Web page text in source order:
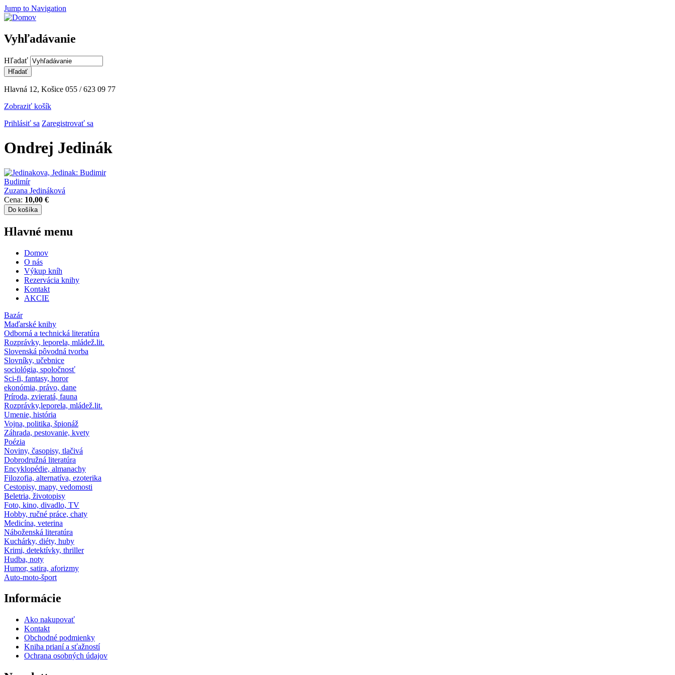
Jump to Navigation
Vyhľadávanie
Hľadať
Hlavná 12, Košice 055 / 623 09 77
Zobraziť košík
Prihlásiť sa Zaregistrovať sa
Ondrej Jedinák
Budimír
Zuzana Jedináková
Cena: 10,00 €
Hlavné menu
Domov
O nás
Výkup kníh
Rezervácia knihy
Kontakt
AKCIE
Bazár
Maďarské knihy
Odborná a technická literatúra
Rozprávky, leporela, mládež.lit.
Slovenská pôvodná tvorba
Slovníky, učebnice
sociológia, spoločnosť
Sci-fi, fantasy, horor
ekonómia, právo, dane
Príroda, zvieratá, fauna
Rozprávky,leporela, mládež.lit.
Umenie, história
Vojna, politika, špionáž
Záhrada, pestovanie, kvety
Poézia
Noviny, časopisy, tlačivá
Dobrodružná literatúra
Encyklopédie, almanachy
Filozofia, alternatíva, ezoterika
Cestopisy, mapy, vedomosti
Beletria, životopisy
Foto, kino, divadlo, TV
Hobby, ručné práce, chaty
Medicína, veterina
Náboženská literatúra
Kuchárky, diéty, huby
Krimi, detektívky, thriller
Hudba, noty
Humor, satira, aforizmy
Auto-moto-šport
Informácie
Ako nakupovať
Kontakt
Obchodné podmienky
Kniha prianí a sťažností
Ochrana osobných údajov